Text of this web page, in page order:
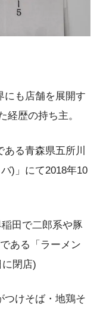
にも店舗を展開す
経歴の持ち主。
る青森県五所川
)」にて2018年10
田で二郎系や豚
ある「ラーメン
閉店)
つけそば・地鶏そ